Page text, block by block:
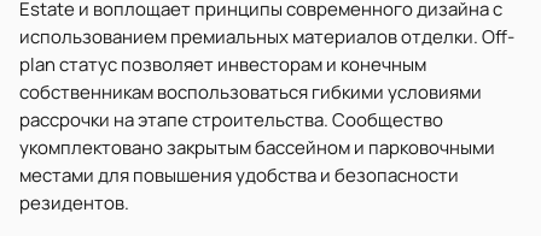
Estate и воплощает принципы современного дизайна с
использованием премиальных материалов отделки. Off-
plan статус позволяет инвесторам и конечным
собственникам воспользоваться гибкими условиями
рассрочки на этапе строительства. Сообщество
укомплектовано закрытым бассейном и парковочными
местами для повышения удобства и безопасности
резидентов.